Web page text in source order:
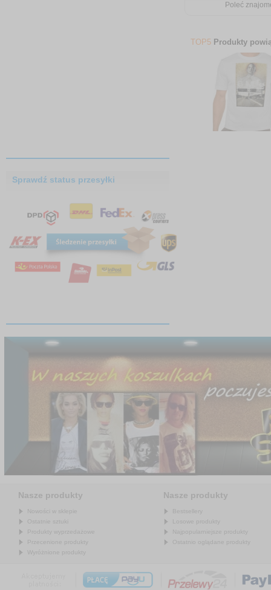
Sprawdź status przesyłki
Poleć
TOP5 Produkty
Nasze produkty
Nowości w sklepie
Ostatnie sztuki
Produkty wyprzedażowe
Przecenione produkty
Wyróżnione produkty
Nasze produkty
Bestsellery
Losowe produkty
Najpopularniejsze produkty
Ostatnio oglądane produkty